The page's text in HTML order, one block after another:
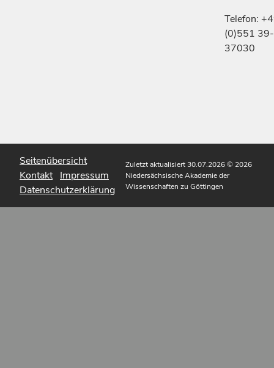
Telefon:
(0)551 39-
37030
Seitenübersicht
Kontakt Impressum
Datenschutzerklärung
Zuletzt aktualisiert 30.07.2026© 2026
Niedersächsische Akademie der
Wissenschaften zu Göttingen